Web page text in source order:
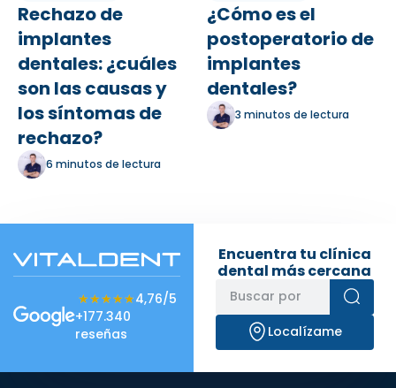
Rechazo de
implantes
dentales: ¿cuáles
son las causas y
los síntomas de
rechazo?
6 minutos de lectura
¿Cómo es el
postoperatorio de
implantes
dentales?
3 minutos de lectura
★★★★★
★★★★★4,76/5
+177.340
reseñas
Encuentra tu clínica
dental más cercana
Localízame